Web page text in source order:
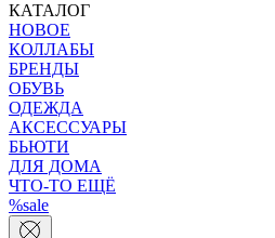
КАТАЛОГ
НОВОЕ
КОЛЛАБЫ
БРЕНДЫ
ОБУВЬ
ОДЕЖДА
АКСЕССУАРЫ
БЬЮТИ
ДЛЯ ДОМА
ЧТО-ТО ЕЩЁ
%sale